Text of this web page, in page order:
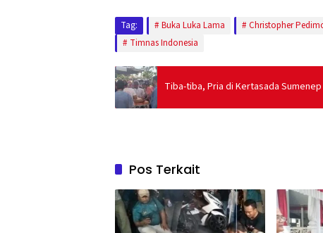
Tag: Buka Luka Lama Christopher
Timnas Indonesia
Tiba-tiba, Pria di Kertasada
Pos Terkait